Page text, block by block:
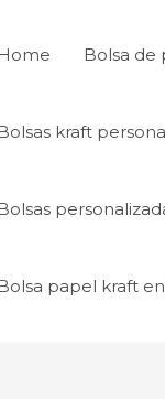
Home Bolsa de
Bolsas kraft
Bolsas
Bolsa papel kraft